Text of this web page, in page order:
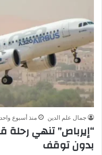
جمال علم الدين منذ أسبوع واحد
بدون توقف